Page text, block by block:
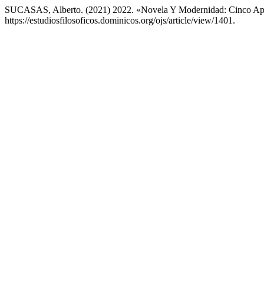
SUCASAS, Alberto. (2021) 2022. «Novela Y Modernidad: Cinco
https://estudiosfilosoficos.dominicos.org/ojs/article/view/1401.